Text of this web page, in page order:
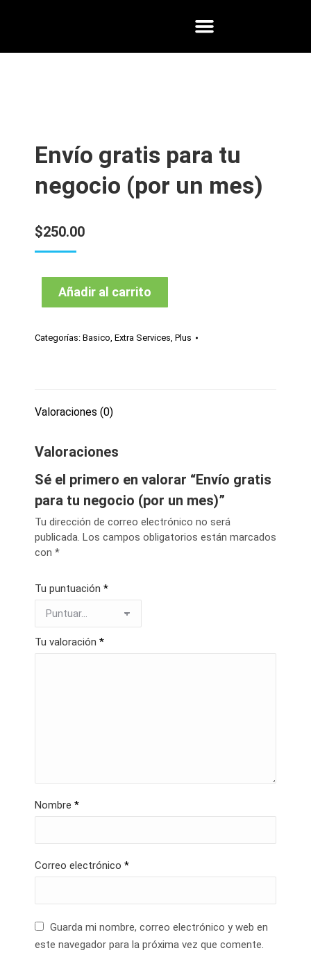
Envío gratis para tu
negocio (por un mes)
$250.00
Añadir al carrito
Categorías: Basico Extra Services Plus
Valoraciones (0)
Valoraciones
Sé el primero en valorar “Envío gratis
para tu negocio (por un mes)”
Tu dirección de correo electrónico no será
publicada. Los campos obligatorios están marcados
con *
Tu puntuación *
Tu valoración *
Nombre *
Correo electrónico *
Guarda mi nombre, correo electrónico y web en
este navegador para la próxima vez que comente.